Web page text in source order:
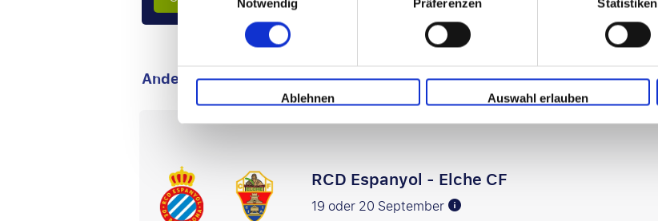
Notwendig
Präferenzen Statistiken
Ablehnen Auswahl erlauben
Andere Spiele, die Sie vielleicht interessieren könnten:
RCD Espanyol - Elche CF
19 oder 20 September